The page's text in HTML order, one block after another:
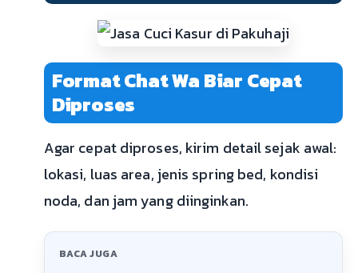
Format Chat Wa Biar Cepat
Diproses
Agar cepat diproses, kirim detail sejak awal:
lokasi, luas area, jenis spring bed, kondisi
noda, dan jam yang diinginkan.
BACA JUGA